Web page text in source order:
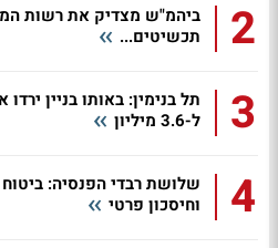
2
ביהמ"ש מצדיק את רשות
תכשיטים...
3
ל-3.6 מיליון
4
שלושת רבדי הפנסיה:
וחיסכון פרטי